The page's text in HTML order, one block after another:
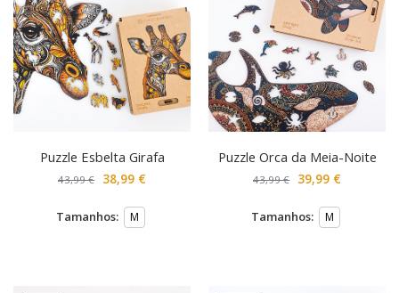
Puzzle Esbelta Girafa
43,99€ 38,99 €
Tamanhos: M
Puzzle Orca da Meia-Noite
43,99€ 39,99 €
Tamanhos: M